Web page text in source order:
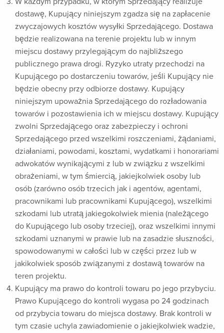
dostawę, Kupujący niniejszym zgadza się na zapłacenie
zwyczajowych kosztów wysyłki Sprzedającego. Dostawa
będzie realizowana na terenie projektu lub w innym
miejscu dostawy przylegającym do najbliższego
publicznego prawa drogi. Ryzyko utraty przechodzi na
Kupującego po dostarczeniu towarów, jeśli Kupujący nie
będzie obecny przy odbiorze dostawy. Kupujący
niniejszym upoważnia Sprzedającego do rozładowania
towarów i pozostawienia ich w miejscu dostawy. Kupujący
zwolni Sprzedającego oraz zabezpieczy i ochroni
Sprzedającego przed wszelkimi roszczeniami, żądaniami,
działaniami, powodami, kosztami, wydatkami i honorariami
adwokatów wynikającymi z lub w związku z wszelkimi
obrażeniami, w tym śmiercią, jakiejkolwiek osoby lub
osób (zarówno osób trzecich jak i agentów, agentami,
pracownikami lub pracownikami Kupującego), wszelkimi
szkodami lub utratą jakiegokolwiek mienia (należącego
do Kupującego lub osoby trzeciej), oraz wszelkimi innymi
szkodami uznanymi w prawie lub na zasadzie słuszności,
spowodowanymi w całości lub w części przez lub w
jakikolwiek sposób związanymi z dostawą towarów na
teren projektu.
Kupujący ma prawo do kontroli towaru po jego przybyciu.
Prawo Kupującego do kontroli wygasa po 24 godzinach
od przybycia towaru do miejsca dostawy. Brak kontroli w
tym czasie uchyla zawiadomienie o jakiejkolwiek wadzie,